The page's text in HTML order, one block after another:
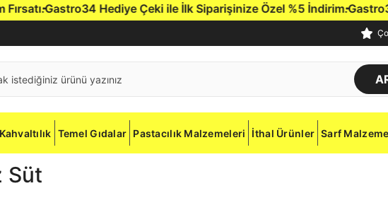
Gastro34 Hediye Çeki ile İlk Siparişinize Özel %5 İndirim.
Kahvaltılık Temel Gıdalar Pastacılık Malzemeleri İthal Ürünler Sarf
Süt